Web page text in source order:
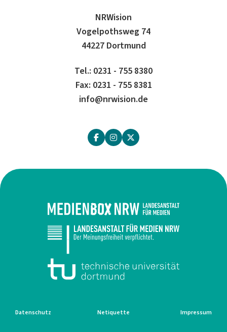
NRWision
Vogelpothsweg 74
44227 Dortmund
Tel.: 0231 - 755 8380
Fax: 0231 - 755 8381
info@nrwision.de
Datenschutz Netiquette Impressum